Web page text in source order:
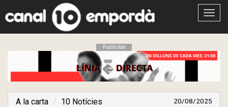
Obrir
Publicitat
A la carta 10 Notícies 20/08/2025